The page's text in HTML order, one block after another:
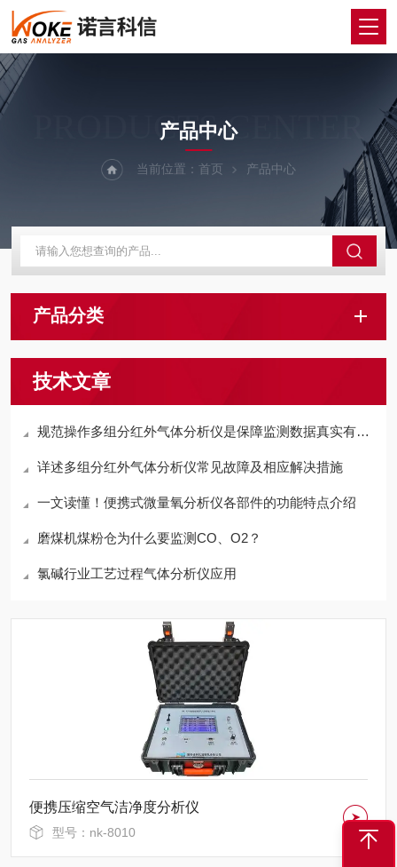
PRODUCTS CENTER
产品中心
当前位置： 首页 产品中心
产品分类
技术文章
规范操作多组分红外气体分析仪是保障监测数据真实有效的关键
详述多组分红外气体分析仪常见故障及相应解决措施
一文读懂！便携式微量氧分析仪各部件的功能特点介绍
磨煤机煤粉仓为什么要监测CO、O2？
氯碱行业工艺过程气体分析仪应用
便携压缩空气洁净度分析仪
型号：nk-8010